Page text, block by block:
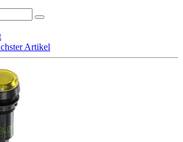
Artikel